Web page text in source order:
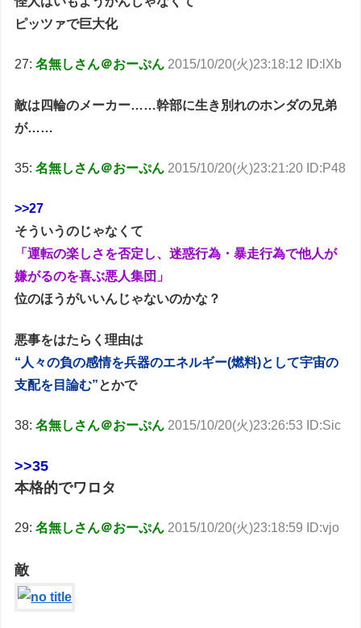
ピッツァで巨大化
27:名無しさん＠おーぷん 2015/10/20(火)23:18:12 ID:lXb
敵は四輪のメーカー……幹部に生き別れのホンダの兄弟
が……
35:名無しさん＠おーぷん 2015/10/20(火)23:21:20 ID:P48
>>27
そういうのじゃなくて
「運転の楽しさを否定し、迷惑行為・暴走行為で他人が
嫌がるのを喜ぶ悪人集団」
位のほうがいいんじゃないのかな？
悪事をはたらく理由は
“人々の負の感情を兵器のエネルギー(燃料)として宇宙の
支配を目論む”とかで
38:名無しさん＠おーぷん 2015/10/20(火)23:26:53 ID:Sic
>>35
本格的でワロタ
29:名無しさん＠おーぷん 2015/10/20(火)23:18:59 ID:vjo
敵